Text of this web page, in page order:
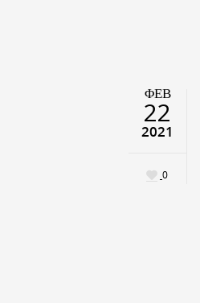
ΦΕΒ
22
2021
0